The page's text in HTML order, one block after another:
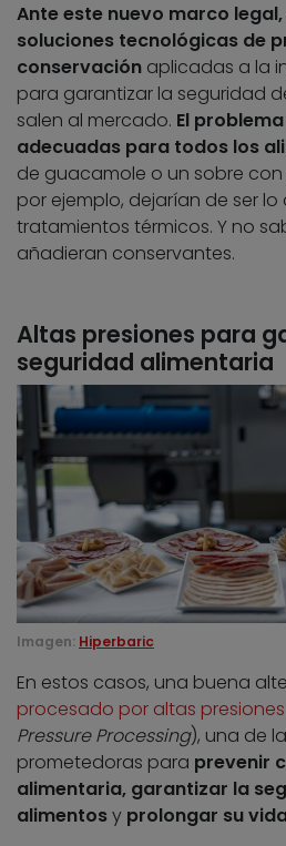
Ante este nuevo marco
soluciones tecnológicas de
conservación aplicadas a la
para garantizar la seguridad
salen al mercado. El
adecuadas para todos los
de guacamole o un sobre
por ejemplo, dejarían de ser
tratamientos térmicos. Y no
añadieran conservantes.
Altas presiones para
seguridad alimentaria
Imagen: Hiperbaric
En estos casos, una buena
procesado por altas presiones
Pressure Processing), una de
prometedoras para prevenir
alimentaria, garantizar la
alimentosy prolongar su